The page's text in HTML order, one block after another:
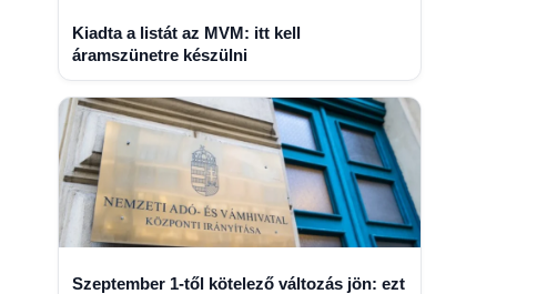
Kiadta a listát az MVM: itt kell
áramszünetre készülni
Szeptember 1-től kötelező változás jön: ezt